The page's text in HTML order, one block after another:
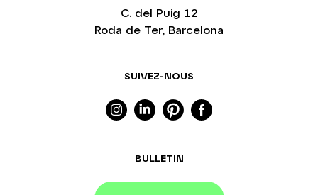
SUIVEZ-NOUS
BULLETIN
C. del Puig 12
Roda de Ter, Barcelona